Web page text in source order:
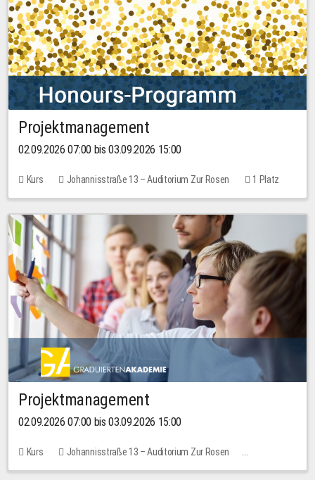
Projektmanagement
02.09.2026 07:00 bis 03.09.2026 15:00
Kurs Johannisstraße 13 – Auditorium Zur Rosen 1 Platz
Projektmanagement
02.09.2026 07:00 bis 03.09.2026 15:00
Kurs
Johannisstraße 13 – Auditorium Zur Rosen
Keine freien Plätze
30,00 EUR